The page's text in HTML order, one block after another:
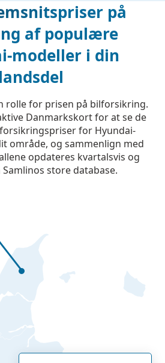
på
af populære
modeller i din
landsdel
rolle for prisen på bilforsikring.
Danmarkskort for at se de
for Hyundai-
område, og sammenlign med
opdateres kvartalsvis og
store database.